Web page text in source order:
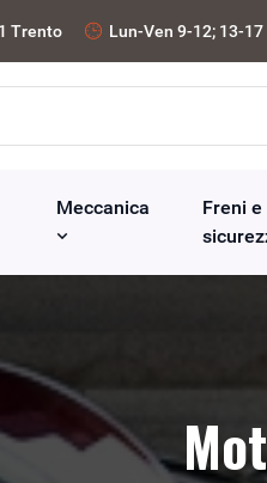
Trento Lun-Ven 9-12; 13-17
Meccanica
Freni e